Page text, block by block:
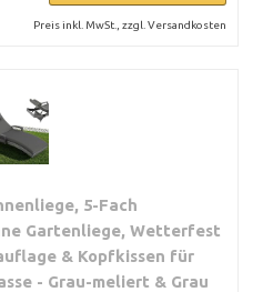
Preis inkl. MwSt., zzgl. Versandkosten
5-Fach
Gartenliege, Wetterfest
& Kopfkissen für
- Grau-meliert & Grau